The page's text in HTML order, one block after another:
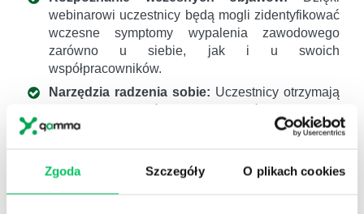
Zgoda Szczegóły O plikach cookies
webinarowi uczestnicy będą mogli zidentyfikować
wczesne symptomy wypalenia zawodowego
zarówno u siebie, jak i u swoich
współpracowników.
Narzędzia radzenia sobie: Uczestnicy otrzymają
skutecznie zarządzać stresem, budować
zaangażowanie i przepływ (flow) w pracy, co z
kolei zmniejszy ryzyko wypalenia zawodowego.